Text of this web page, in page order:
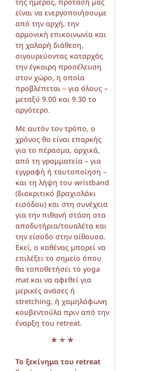
της ημέρας, πρότασή μας
είναι να ενεργοποιήσουμε
από την αρχή, την
αρμονική επικοινωνία και
τη χαλαρή διάθεση,
σιγουρεύοντας καταρχάς
την έγκαιρη προσέλευση
στον χώρο, η οποία
προβλέπεται – για όλους –
μεταξύ 9.00 και 9.30 το
αργότερο.
Με αυτόν τον τρόπο, ο
χρόνος θα είναι επαρκής
για το πέρασμα, αρχικά,
από τη γραμματεία – για
εγγραφή ή ταυτοποίηση –
και τη λήψη του wristband
(διακριτικό βραχιολάκι
εισόδου) και στη συνέχεια
για την πιθανή στάση στα
αποδυτήρια/τουαλέτα και
την είσοδο στην αίθουσα.
Εκεί, ο καθένας μπορεί να
επιλέξει το σημείο όπου
θα τοποθετήσει το yoga
mat και να αφεθεί για
μερικές ανάσες ή
stretching, ή χαμηλόφωνη
κουβεντούλα πριν από την
έναρξη του retreat.
* **
Το ξεκίνημα του retreat